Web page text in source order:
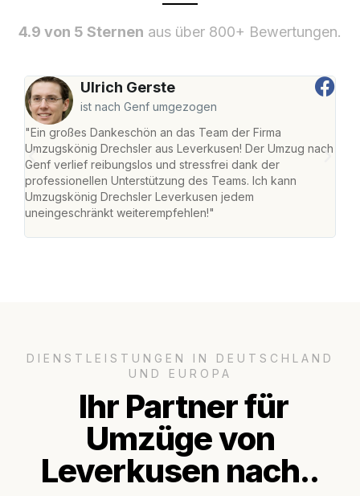
4.9 von 5 Sternen aus über 800+ Bewertungen.
Ulrich Gerste
ist nach Genf umgezogen
"Ein großes Dankeschön an das Team der Firma
Umzugskönig Drechsler aus Leverkusen! Der Umzug nach
Genf verlief reibungslos und stressfrei dank der
professionellen Unterstützung des Teams. Ich kann
Umzugskönig Drechsler Leverkusen jedem
uneingeschränkt weiterempfehlen!"
DIENSTLEISTUNGEN IN DEUTSCHLAND
UND EUROPA
Ihr Partner für
Umzüge von
Leverkusen nach..